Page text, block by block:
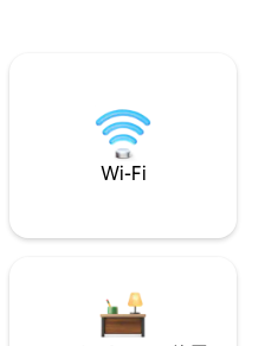
Wi-Fi